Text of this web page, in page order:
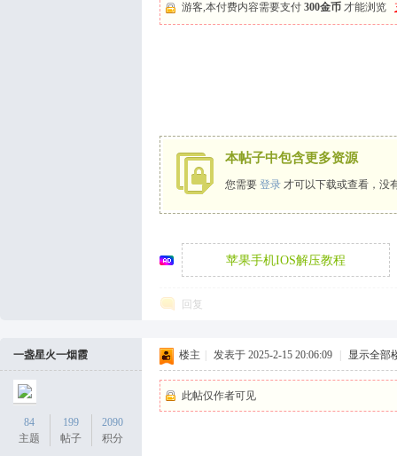
游客,本付费内容需要支付 300金币 才能浏览
本帖子中包含更多资源
您需要 登录 才可以下载或查看，没
苹果手机IOS解压教程
回复
一盏星火一烟霞
84
主题
199
帖子
2090
积分
楼主 发表于 2025-2-15 20:06:09 显示全部
此帖仅作者可见